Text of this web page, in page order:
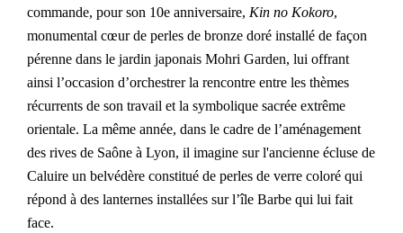
Expositions
Biographie
Curriculum Vitae
Édition Othoniel
Revue de presse
PROJETS
commande, pour son 10e anniversaire, Kin no Kokoro,
monumental cœur de perles de bronze doré installé de façon
pérenne dans le jardin japonais Mohri Garden, lui offrant
ainsi l’occasion d’orchestrer la rencontre entre les thèmes
récurrents de son travail et la symbolique sacrée extrême
orientale. La même année, dans le cadre de l’aménagement
des rives de Saône à Lyon, il imagine sur l'ancienne écluse de
Caluire un belvédère constitué de perles de verre coloré qui
répond à des lanternes installées sur l’île Barbe qui lui fait
face.